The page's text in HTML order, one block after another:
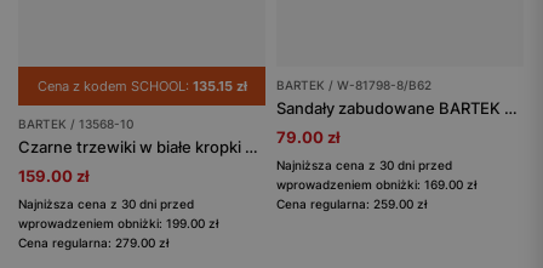
Cena z kodem SCHOOL: 135.15 zł
BARTEK / 13568-10
Czarne trzewiki w białe kropki z niebieską podeszwą BARTEK 13568-10
159.00 zł
Najniższa cena z 30 dni przed
wprowadzeniem obniżki: 199.00 zł
Cena regularna: 279.00 zł
BARTEK / W-81798-8/B62
Sandały zabudowane BARTEK W-81798-8/B62, dla dziewcząt, biało-turkusowy
79.00 zł
Najniższa cena z 30 dni przed
wprowadzeniem obniżki: 169.00 zł
Cena regularna: 259.00 zł